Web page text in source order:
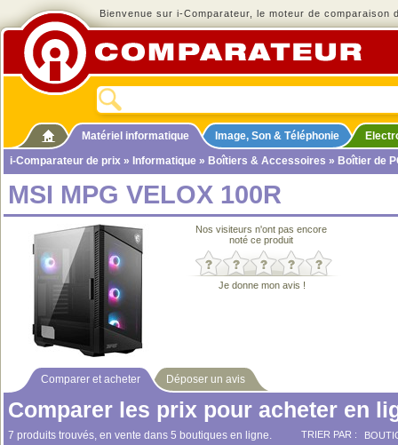
Bienvenue sur i-Comparateur, le moteur de comparaison
Matériel informatique Image, Son & Téléphonie
i-Comparateur de prix » Informatique » Boîtiers & Accessoires » Boîtier de
MSI MPG VELOX 100R
Nos visiteurs n'ont pas encore
noté ce produit
Je donne mon avis !
Comparer et acheter Déposer un avis
Comparer les prix pour acheter en
7 produits trouvés, en vente dans 5 boutiques en ligne. TRIER PAR :